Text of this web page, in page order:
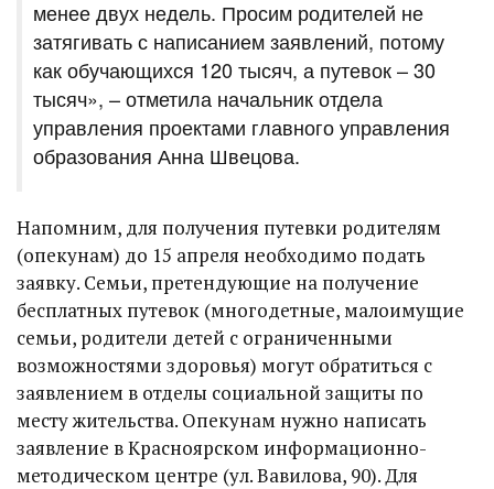
менее двух недель. Просим родителей не
затягивать с написанием заявлений, потому
как обучающихся 120 тысяч, а путевок – 30
тысяч», – отметила начальник отдела
управления проектами главного управления
образования Анна Швецова.
Напомним, для получения путевки родителям
(опекунам) до 15 апреля необходимо подать
заявку. Семьи, претендующие на получение
бесплатных путевок (многодетные, малоимущие
семьи, родители детей с ограниченными
возможностями здоровья) могут обратиться с
заявлением в отделы социальной защиты по
месту жительства. Опекунам нужно написать
заявление в Красноярском информационно-
методическом центре (ул. Вавилова, 90). Для